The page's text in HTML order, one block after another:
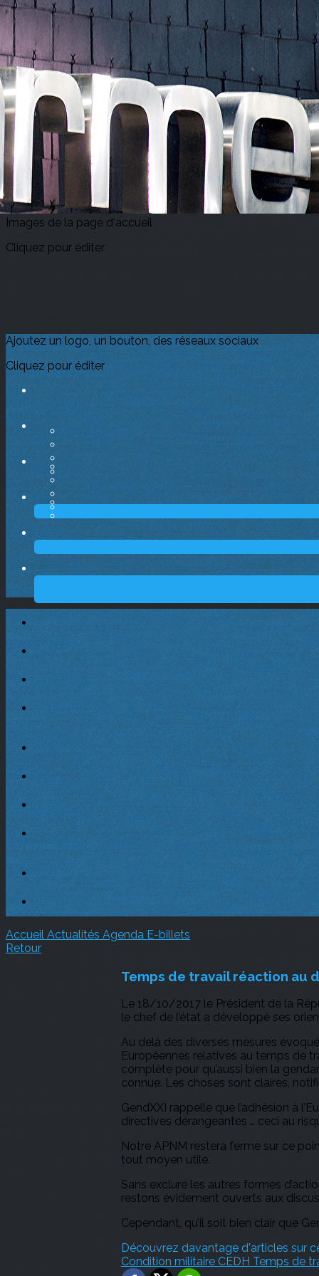
Exporter les lignes sélectionnées
Exporter toutes les colonnes
Exporter uniquement les colonnes affichées
Menu
<
>
Accueil
Actualités
Agenda
E-billets
?>
Images de la page d'accueil
Cliquez pour éditer
Ajoutez un logo, un bouton, des réseaux sociaux
Cliquez pour éditer
Accueil Actualités Agenda E-billets
Retour
Temps de travail réaction au
Le 18/10/2017 le Président de la
le chef de l’état a développé ses
Au delà des diverses mesures
Européennes relatives au temps de
complète pour qu’aussi bien la
connue. Les choses sont claires,
GendXXI rappelle que l’adhésion à
directives dérangeantes … ceci au
Notre APNM restera ferme sur ce
tout moyen utile.
Sans exclure les autres formes
restons évidement ouverts aux
Cependant, qu’il soit bien clair que
Découvrez davantage d'articles sur
Condition militaire CEDH Temps de